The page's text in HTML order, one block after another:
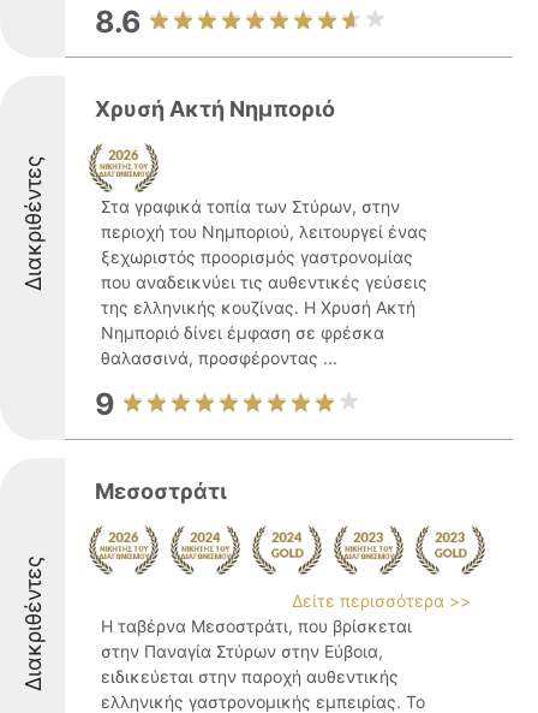
8.6
Διακριθέντες
Χρυσή Ακτή Νημποριό
Στα γραφικά τοπία των Στύρων, στην
περιοχή του Νημποριού, λειτουργεί ένας
ξεχωριστός προορισμός γαστρονομίας
που αναδεικνύει τις αυθεντικές γεύσεις
της ελληνικής κουζίνας. Η Χρυσή Ακτή
Νημποριό δίνει έμφαση σε φρέσκα
θαλασσινά, προσφέροντας ...
9
Διακριθέντες
Μεσοστράτι
Δείτε περισσότερα >>
Η ταβέρνα Μεσοστράτι, που βρίσκεται
στην Παναγία Στύρων στην Εύβοια,
ειδικεύεται στην παροχή αυθεντικής
ελληνικής γαστρονομικής εμπειρίας. Το